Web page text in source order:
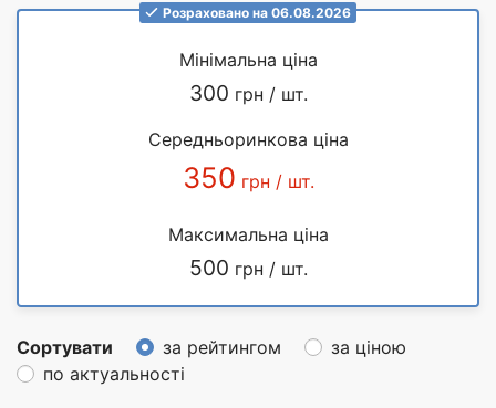
Розраховано на 06.08.2026
Мінімальна ціна
300 грн / шт.
Середньоринкова ціна
350 грн / шт.
Максимальна ціна
500 грн / шт.
Сортувати за рейтингом
за ціною
по актуальності